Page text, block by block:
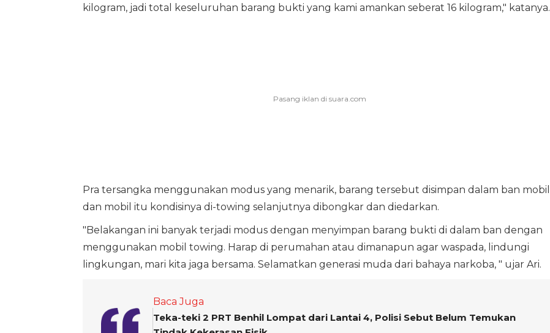
kilogram, jadi total keseluruhan barang bukti yang kami amankan seberat 16 kilogram," katanya.
Pra tersangka menggunakan modus yang menarik, barang tersebut disimpan dalam ban mobil
dan mobil itu kondisinya di-towing selanjutnya dibongkar dan diedarkan.
"Belakangan ini banyak terjadi modus dengan menyimpan barang bukti di dalam ban dengan
menggunakan mobil towing. Harap di perumahan atau dimanapun agar waspada, lindungi
lingkungan, mari kita jaga bersama. Selamatkan generasi muda dari bahaya narkoba, " ujar Ari.
Baca Juga
Teka-teki 2 PRT Benhil Lompat dari Lantai 4, Polisi Sebut Belum Temukan